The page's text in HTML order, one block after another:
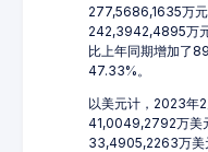
277,5686,1635万
242,3942,4895万
比上年同期增加了
47.33%。
以美元计，2023年
41,0049,2792万美
33,4905,2263万美